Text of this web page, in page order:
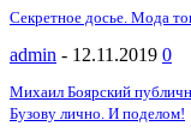
Секретное досье. Мода
admin - 12.11.2019 0
Михаил Боярский
Бузову лично. И поделом!